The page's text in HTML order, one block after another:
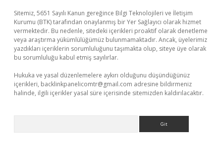
Sitemiz, 5651 Sayılı Kanun gereğince Bilgi Teknolojileri ve İletişim
Kurumu (BTK) tarafından onaylanmış bir Yer Sağlayıcı olarak hizmet
vermektedir. Bu nedenle, sitedeki içerikleri proaktif olarak denetleme
veya araştırma yükümlülüğümüz bulunmamaktadır. Ancak, üyelerimiz
yazdıkları içeriklerin sorumluluğunu taşımakta olup, siteye üye olarak
bu sorumluluğu kabul etmiş sayılırlar.
Hukuka ve yasal düzenlemelere aykırı olduğunu düşündüğünüz
içerikleri, backlinkpanelicomtr@gmail.com adresine bildirmeniz
halinde, ilgili içerikler yasal süre içerisinde sitemizden kaldırılacaktır.